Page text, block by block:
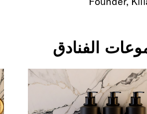
الفنادق